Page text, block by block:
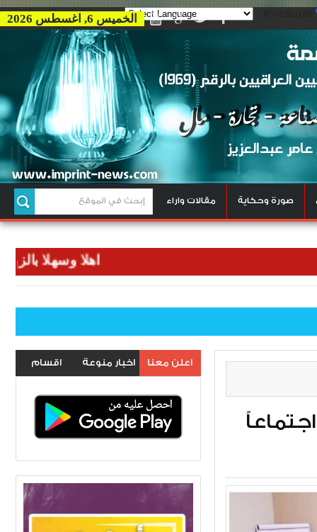
الخميس 6, اغسطس 2026
صورة وحكاية مقالات واراء
اهلا وسهلا بالزوار
اعلن معنا اخبار منوعة
اقسام